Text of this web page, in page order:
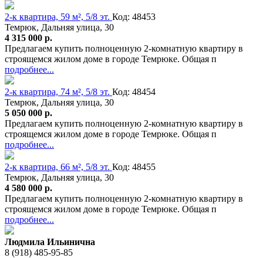
2-к квартира, 59 м², 5/8 эт. Код: 48453
Темрюк, Дальняя улица, 30
4 315 000 р.
Предлагаем купить полноценную 2-комнатную квартиру в
строящемся жилом доме в городе Темрюке. Общая п
подробнее...
2-к квартира, 74 м², 5/8 эт. Код: 48454
Темрюк, Дальняя улица, 30
5 050 000 р.
Предлагаем купить полноценную 2-комнатную квартиру в
строящемся жилом доме в городе Темрюке. Общая п
подробнее...
2-к квартира, 66 м², 5/8 эт. Код: 48455
Темрюк, Дальняя улица, 30
4 580 000 р.
Предлагаем купить полноценную 2-комнатную квартиру в
строящемся жилом доме в городе Темрюке. Общая п
подробнее...
Людмила Ильинична
8 (918) 485-95-85